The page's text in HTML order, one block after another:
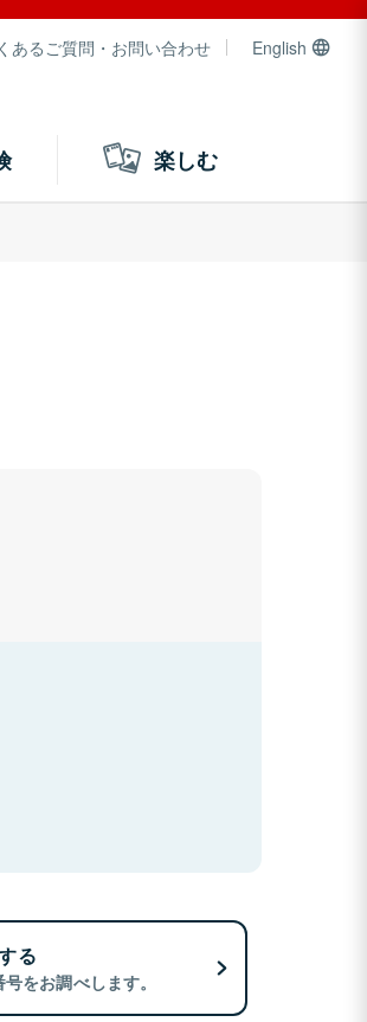
あるご質問・お問い合わせ English
楽しむ
る
をお調べします。